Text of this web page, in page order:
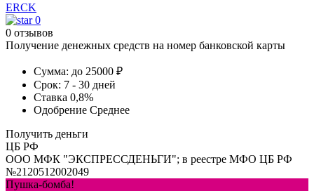
ERCK
0
0 отзывов
Получение денежных средств на номер банковской карты
Сумма: до 25000 ₽
Срок: 7 - 30 дней
Ставка 0,8%
Одобрение Среднее
Получить деньги
ЦБ РФ
ООО МФК "ЭКСПРЕССДЕНЬГИ"; в реестре МФО ЦБ РФ
№2120512002049
Пушка-бомба!